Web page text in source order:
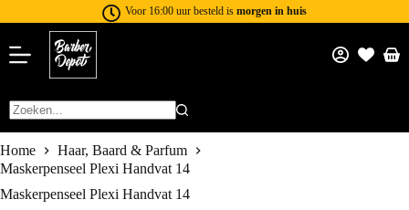
Voor 16:00 uur besteld is morgen in huis
Home
Haar, Baard & Parfum
Maskerpenseel Plexi Handvat 14
Maskerpenseel Plexi Handvat 14